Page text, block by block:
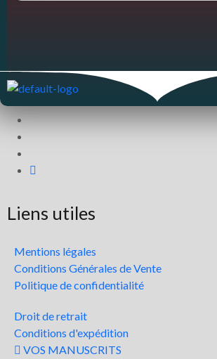
Liens utiles
Mentions légales
Conditions Générales de Vente
Politique de confidentialité
Droit de retrait
Conditions d'expédition
VOS MANUSCRITS